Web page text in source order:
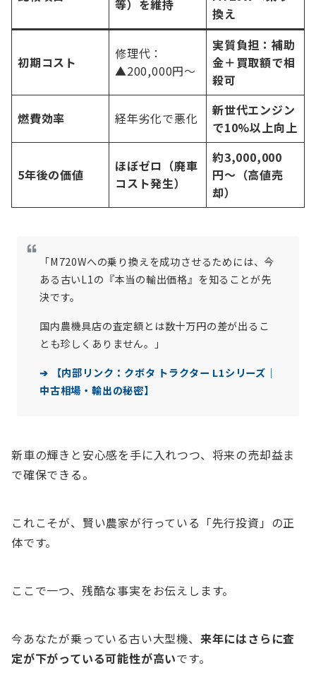
等）を維持
換え
初期コスト
修理代：
▲200,000円〜
実質負担：補助
金＋買取額で相
殺可
燃費効率 経年劣化で悪化
新世代エンジン
で10%以上向上
5年後の価値
ほぼゼロ（廃車
コスト発生）
約3,000,000
円〜（高値売
却）
「M720Wへの乗り換えを成功させるためには、今
ある古いL1の『本当の輸出価格』を知ることが先
決です。
国内農機具店の査定額とは数十万円の差が出るこ
とも珍しくありません。」
➔ 【内部リンク：クボタ トラクター L1シリーズ｜
中古相場・輸出の秘密】
新車の輝きと安心感を手に入れつつ、将来の売却益ま
で確保できる。
これこそが、賢い農家が行っている「先行投資」の正
体です。
ここで一つ、残酷な事実をお伝えします。
今あなたが乗っている古い大型機、 来年にはさらに査
定が下がっている可能性が高いです。